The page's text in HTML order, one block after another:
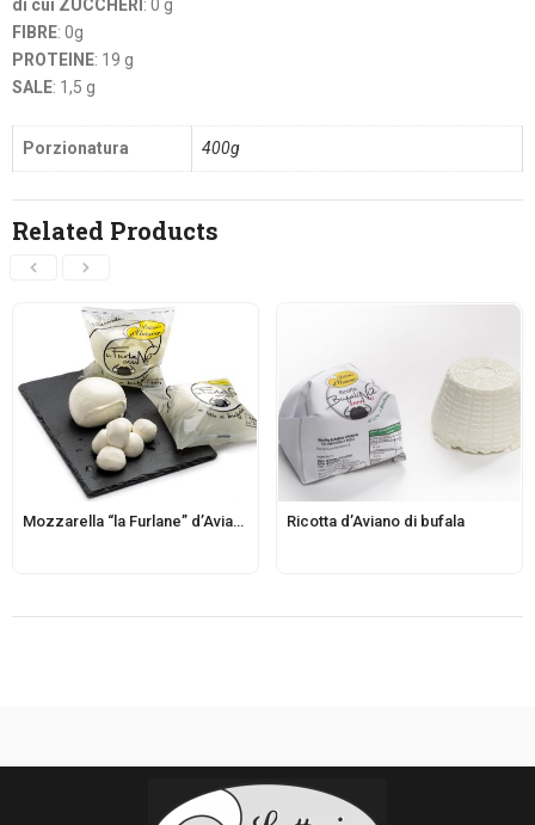
di cui ZUCCHERI : 0 g
FIBRE: 0g
PROTEINE: 19 g
SALE: 1,5 g
Porzionatura 400g
Related Products
Mozzarella “la Furlane” d’Aviano di latte di bufala Ricotta d’Aviano di bufala